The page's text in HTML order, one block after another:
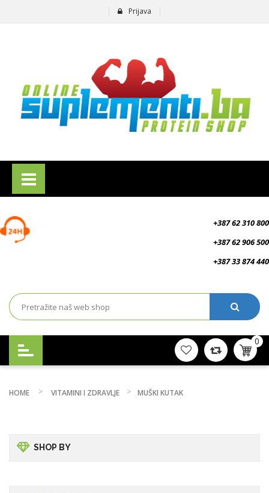
Prijava
+387 62 310 800
+387 62 906 500
+387 33 874 440
0
HOME VITAMINI I ZDRAVLJE MUŠKI KUTAK
SHOP BY